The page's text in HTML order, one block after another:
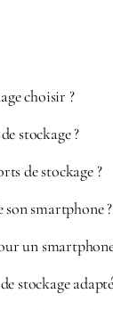
choisir ?
stockage ?
de stockage ?
son smartphone ?
un
stockage